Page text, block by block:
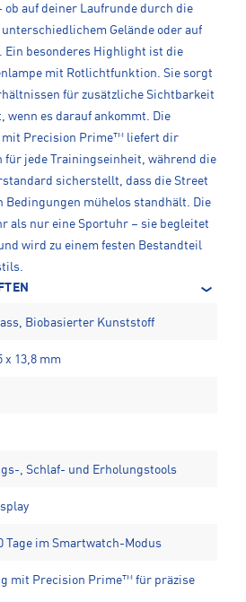
ob auf deiner Laufrunde durch die
Gelände oder auf
Ein besonderes Highlight ist die
mit Rotlichtfunktion. Sie sorgt
für zusätzliche Sichtbarkeit
wenn es darauf ankommt. Die
mit Precision Prime™ liefert dir
für jede Trainingseinheit, während die
sicherstellt, dass die Street
Bedingungen mühelos standhält. Die
als nur eine Sportuhr – sie begleitet
wird zu einem festen Bestandteil
Biobasierter Kunststoff
x 13,8 mm
, Schlaf- und Erholungstools
Tage im Smartwatch-Modus
mit Precision Prime™ für präzise